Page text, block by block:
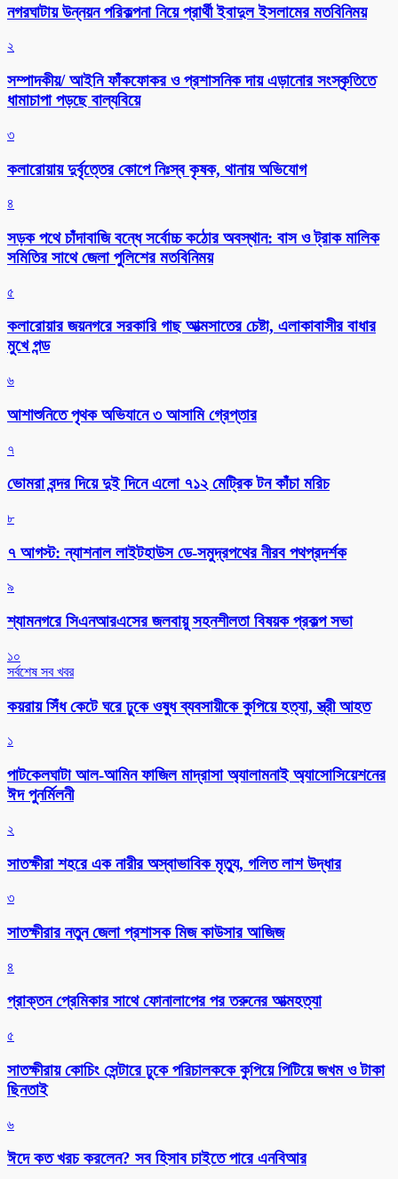
নগরঘাটায় উন্নয়ন পরিকল্পনা নিয়ে প্রার্থী ইবাদুল ইসলামের মতবিনিময়
২
সম্পাদকীয়/ আইনি ফাঁকফোকর ও প্রশাসনিক দায় এড়ানোর সংস্কৃতিতে
ধামাচাপা পড়ছে বাল্যবিয়ে
৩
কলারোয়ায় দুর্বৃত্তের কোপে নিঃস্ব কৃষক, থানায় অভিযোগ
৪
সড়ক পথে চাঁদাবাজি বন্ধে সর্বোচ্চ কঠোর অবস্থান: বাস ও ট্রাক মালিক
সমিতির সাথে জেলা পুলিশের মতবিনিময়
৫
কলারোয়ার জয়নগরে সরকারি গাছ আত্মসাতের চেষ্টা, এলাকাবাসীর বাধার
মুখে পন্ড
৬
আশাশুনিতে পৃথক অভিযানে ৩ আসামি গ্রেপ্তার
৭
ভোমরা বন্দর দিয়ে দুই দিনে এলো ৭১২ মেট্রিক টন কাঁচা মরিচ
৮
৭ আগস্ট: ন্যাশনাল লাইটহাউস ডে-সমুদ্রপথের নীরব পথপ্রদর্শক
৯
শ্যামনগরে সিএনআরএসের জলবায়ু সহনশীলতা বিষয়ক প্রকল্প সভা
১০
সর্বশেষ সব খবর
কয়রায় সিঁধ কেটে ঘরে ঢুকে ওষুধ ব্যবসায়ীকে কুপিয়ে হত্যা, স্ত্রী আহত
১
পাটকেলঘাটা আল-আমিন ফাজিল মাদ্রাসা অ্যালামনাই অ্যাসোসিয়েশনের
ঈদ পুনর্মিলনী
২
সাতক্ষীরা শহরে এক নারীর অস্বাভাবিক মৃত্যু, গলিত লাশ উদ্ধার
৩
সাতক্ষীরার নতুন জেলা প্রশাসক মিজ কাউসার আজিজ
৪
প্রাক্তন প্রেমিকার সাথে ফোনালাপের পর তরুনের আত্মহত্যা
৫
সাতক্ষীরায় কোচিং সেন্টারে ঢুকে পরিচালককে কুপিয়ে পিটিয়ে জখম ও টাকা
ছিনতাই
৬
ঈদে কত খরচ করলেন? সব হিসাব চাইতে পারে এনবিআর